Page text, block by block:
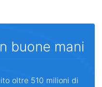
buone mani
oltre 510 milioni di